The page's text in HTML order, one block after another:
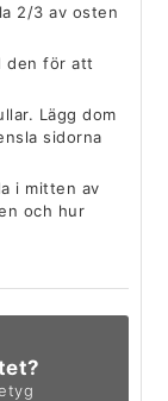
2/3 av osten
den för att
Lägg dom
sidorna
i mitten av
och hur